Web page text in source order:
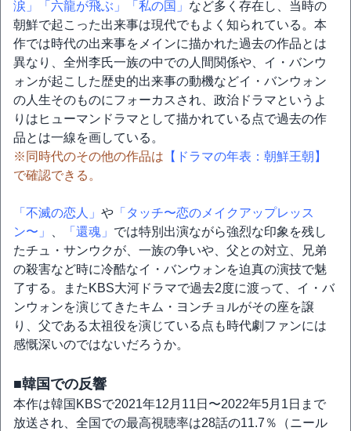
涙」 「六龍が飛ぶ」 「私の国」 など多く存在し、当時の
朝鮮で起こった出来事は現代でもよく知られている。本
作では時代の出来事をメインに描かれた過去の作品とは
異なり、全州李氏一族の中での人間関係や、イ・バンウ
ォンが起こした歴史的出来事の動機などイ・バンウォン
の人生そのものにフォーカスされ、政治ドラマというよ
りはヒューマンドラマとして描かれている点で過去の作
品とは一線を画している。
※同時代のその他の作品は 【ドラマの年表：朝鮮王朝】
で確認できる。
「不滅の恋人」 や 「タッチ〜恋のメイクアップレッス
ン〜」
「還魂」 では特別出演ながら強烈な印象を残し
たチュ・サンウクが、一族の争いや、父との対立、兄弟
の殺害など時に冷酷なイ・バンウォンを迫真の演技で魅
了する。またKBS大河ドラマで過去2度に渡って、イ・バ
ンウォンを演じてきたキム・ヨンチョルがその座を譲
り、父である太祖役を演じている点も時代劇ファンには
感慨深いのではないだろうか。
■韓国での反響
本作は韓国KBSで2021年12月11日〜2022年5月1日まで
放送され、全国での最高視聴率は28話の11.7％（ニール